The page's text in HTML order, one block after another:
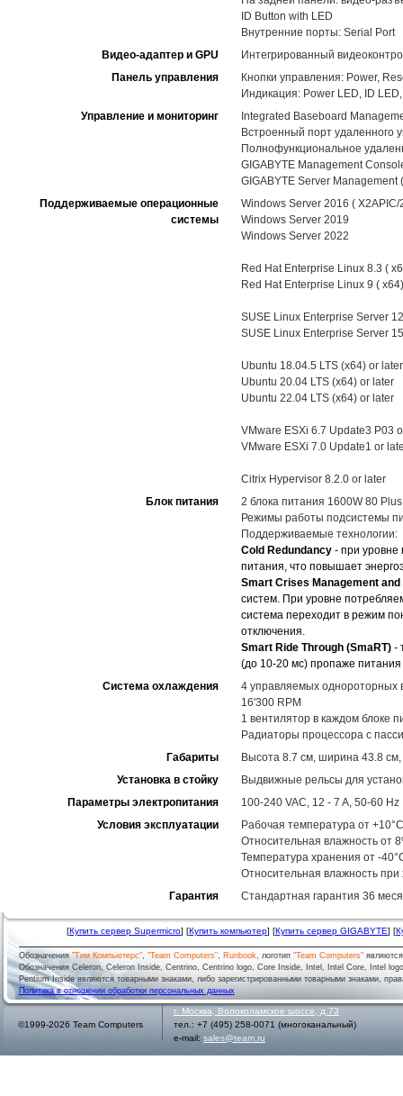
ID Button with LED
Внутренние порты: Serial Port
Видео-адаптер и GPU
Интегрированный
Панель управления
Кнопки управления: Power,
Индикация: Power LED, ID
Управление и мониторинг
Integrated Baseboard
Встроенный порт удаленного
Полнофункциональное
GIGABYTE Management
GIGABYTE Server Management
Поддерживаемые операционные
системы
Windows Server 2016 (
Windows Server 2019
Windows Server 2022
Red Hat Enterprise Linux 8.3 (
Red Hat Enterprise Linux 9 (
SUSE Linux Enterprise Server
SUSE Linux Enterprise Server
Ubuntu 18.04.5 LTS (x64) or later
Ubuntu 20.04 LTS (x64) or later
Ubuntu 22.04 LTS (x64) or later
VMware ESXi 6.7 Update3 P03
VMware ESXi 7.0 Update1 or
Citrix Hypervisor 8.2.0 or later
Блок питания
2 блока питания 1600W 80
Режимы работы подсистемы
Поддерживаемые технологии:
Cold Redundancy - при уровне
питания, что повышает
Smart Crises Management
систем. При уровне
система переходит в режим
отключения.
Smart Ride Through (SmaRT) -
(до 10-20 мс) пропаже питания
Система охлаждения
4 управляемых однороторных
16'300 RPM
1 вентилятор в каждом блоке
Радиаторы процессора с
Габариты
Высота 8.7 см, ширина 43.8 см,
Установка в стойку
Выдвижные рельсы для
Параметры электропитания
100-240 VAC, 12 - 7 A, 50-60 Hz
Условия эксплуатации
Рабочая температура от
Относительная влажность от
Температура хранения от -
Относительная влажность
Гарантия
Стандартная гарантия 36
[Купить сервер Supermicro] [Купить компьютер] [Купить сервер GIGABYTE] [
Обозначения"Тим Компьютерс", "Team Computers", Runbook, логотип "Team Computers"
Обозначения Celeron, Celeron Inside, Centrino, Centrino logo, Core Inside, Intel, Intel Core, Intel
Pentium Inside являются товарными знаками, либо зарегистрированными товарными знаками,
Политика в отношении обработки персональных данных
©1999-2026 Team Computers
г. Москва
Волоколамское шоссе, д.73
тел.: +7 (495) 258-0071 (многоканальный)
e-mail: sales@team.ru